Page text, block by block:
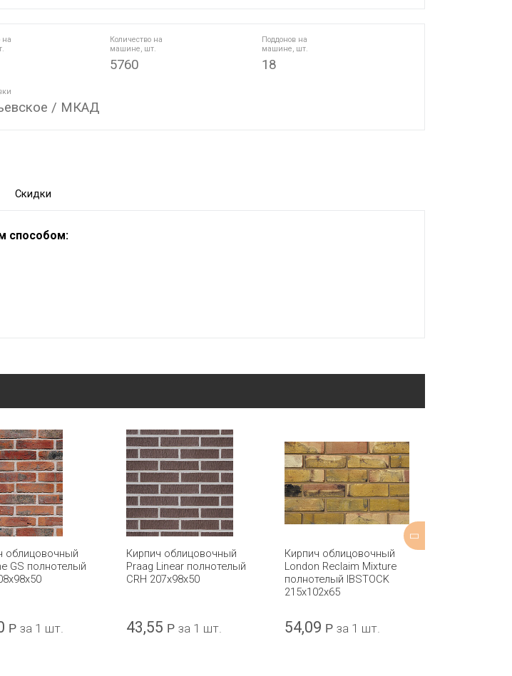
на
Количество на
машине, шт.
5760
Поддонов на
машине, шт.
18
/ МКАД
Скидки
способом:
облицовочный
GS полнотелый
Р за 1 шт.
Кирпич облицовочный
Praag Linear полнотелый
CRH 207x98x50
43,55 Р за 1 шт.
Кирпич облицовочный
London Reclaim Mixture
полнотелый IBSTOCK
215x102x65
54,09 Р за 1 шт.